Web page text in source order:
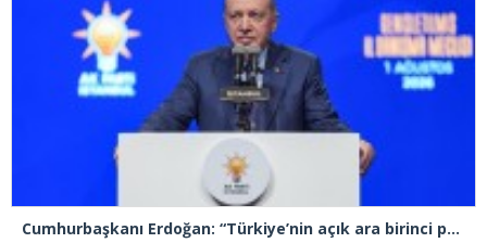
Cumhurbaşkanı Erdoğan: “Türkiye’nin açık ara birinci partisiyiz”